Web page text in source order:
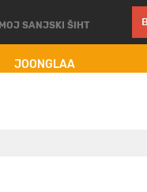
JOONGLAA
MOJ SANJSKI ŠIHT